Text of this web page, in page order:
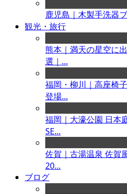
鹿児島｜木製手洗器
観光・旅行
熊本｜満天の星空に
選｜...
福岡・柳川｜高座椅
登場...
福岡｜大濠公園 日本
SE...
佐賀｜古湯温泉 佐賀
20...
ブログ